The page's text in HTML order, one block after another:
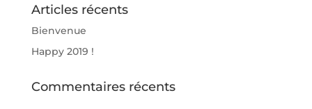
Articles récents
Bienvenue
Happy 2019 !
Commentaires récents